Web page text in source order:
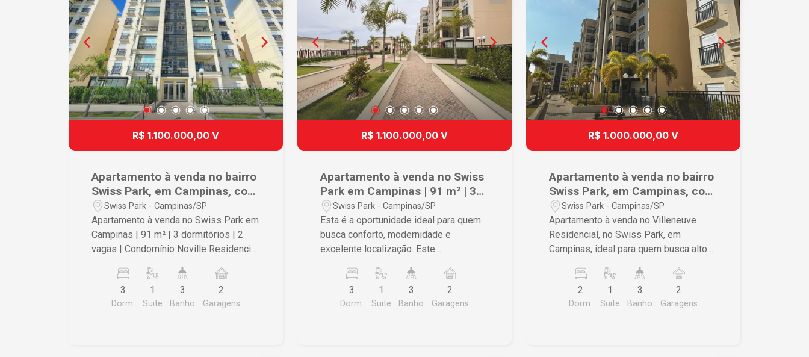
R$ 1.100.000,00 V
Apartamento à venda no bairro
Swiss Park, em Campinas, com
3 dormitórios(1suíte) e lazer
completo.
Swiss Park - Campinas/SP
Apartamento à venda no Swiss Park em
Campinas | 91 m² | 3 dormitórios | 2
vagas | Condomínio Noville Residencial
qualidade de vida é possível neste
excelente apartamento à venda no
Swiss Park em Campinas, localizado no
3
Dorm.
1
Suite
3
Banho
2
Garagens
R$ 1.100.000,00 V
Apartamento à venda no Swiss
Park em Campinas | 91 m² | 3
dormitórios | 2 vagas |
Condomínio Noville Residencial
Swiss Park - Campinas/SP
Esta é a oportunidade ideal para quem
busca conforto, modernidade e
excelente localização. Este
Campinas está localizado no
condomínio Noville Residencial, um dos
mais desejados da região, em um bairro
3
Dorm.
1
Suite
3
Banho
2
Garagens
R$ 1.000.000,00 V
Apartamento à venda no bairro
Swiss Park, em Campinas, com
2 dormitórios e lazer completo.
Swiss Park - Campinas/SP
Apartamento à venda no Villeneuve
Residencial, no Swiss Park, em
Campinas, ideal para quem busca alto
em um dos bairros planejados mais
valorizados da cidade. Com 109,09 m²
de área útil, este apartamento oferece
2
Dorm.
1
Suite
3
Banho
2
Garagens